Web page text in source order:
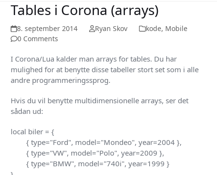
Tables i Corona (arrays)
8. september 2014 Ryan Skov kode, Mobile
0 Comments
I Corona/Lua kalder man arrays for tables. Du har
mulighed for at benytte disse tabeller stort set som i alle
andre programmeringssprog.
Hvis du vil benytte multidimensionelle arrays, ser det
sådan ud:
local biler = {
        { type="Ford", model="Mondeo", year=2004 },
        { type="VW", model="Polo", year=2009 },
        { type="BMW", model="740i", year=1999 }